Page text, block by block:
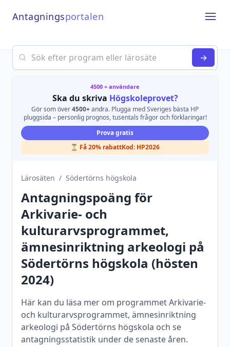
Antagningsportalen
Search
→
4500 + användare
Ska du skriva Högskoleprovet?
Gör som över4500+andra. Plugga med Sveriges bästa HP
pluggsida – personlig prognos, tusentals frågor och förklaringar!
Prova gratis
⏳ Få 20% rabattKod: HP2026
Lärosäten / Södertörns högskola
Antagningspoäng för
Arkivarie- och
kulturarvsprogrammet,
ämnesinriktning arkeologi på
Södertörns högskola (hösten
2024)
Här kan du läsa mer om programmet Arkivarie-
och kulturarvsprogrammet, ämnesinriktning
arkeologi på Södertörns högskola och se
antagningsstatistik under de senaste åren.